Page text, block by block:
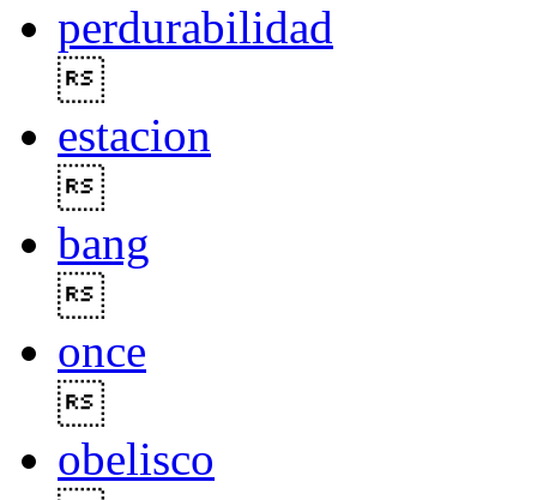
perdurabilidad
estacion
bang
once
obelisco